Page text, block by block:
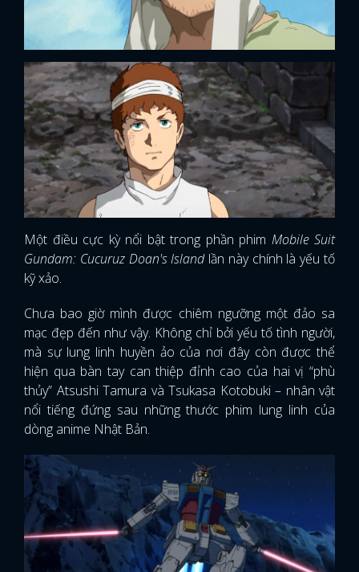
Một điều cực kỳ nổi bật trong phần phim Mobile Suit
Gundam: Cucuruz Doan's Island lần này chính là yếu tố
kỹ xảo.
Chưa bao giờ mình được chiêm ngưỡng một đảo sa
mạc đẹp đến như vậy. Không chỉ bởi yếu tố tình người,
mà sự lung linh huyền ảo của nơi đây còn được thể
hiện qua bàn tay can thiệp đỉnh cao của hai vị “phù
thủy” Atsushi Tamura và Tsukasa Kotobuki – nhân vật
nổi tiếng đứng sau những thước phim lung linh của
dòng anime Nhật Bản.